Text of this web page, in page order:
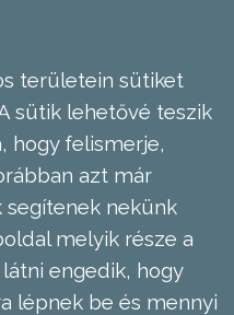
területein sütiket
sütik lehetővé teszik
hogy felismerje,
azt már
segítenek nekünk
melyik része a
engedik, hogy
lépnek be és mennyi